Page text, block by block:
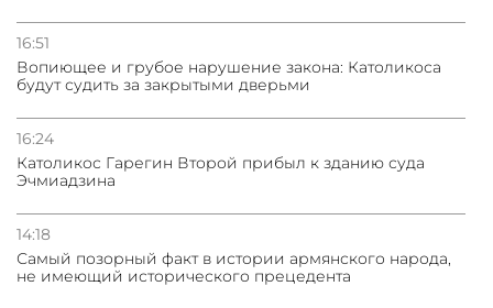
16:51
Вопиющее и грубое нарушение закона: Католикоса
будут судить за закрытыми дверьми
16:24
Католикос Гарегин Второй прибыл к зданию суда
Эчмиадзина
14:18
Самый позорный факт в истории армянского народа,
не имеющий исторического прецедента